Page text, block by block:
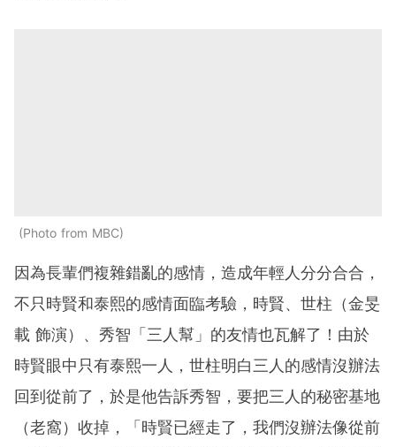
Photo from MBC
因為長輩們複雜錯亂的感情，造成年輕人分分合合，
不只時賢和泰熙的感情面臨考驗，時賢、世柱（金旻
載 飾演）、秀智「三人幫」的友情也瓦解了！由於
時賢眼中只有泰熙一人，世柱明白三人的感情沒辦法
回到從前了，於是他告訴秀智，要把三人的秘密基地
（老窩）收掉，「時賢已經走了，我們沒辦法像從前